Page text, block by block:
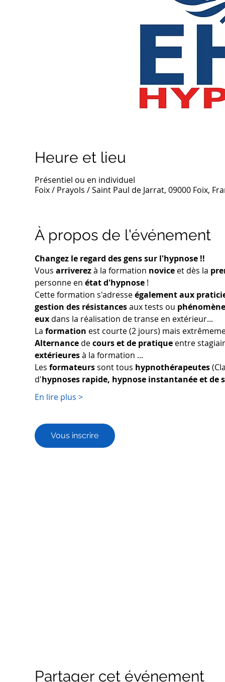
Heure et lieu
Présentiel ou en individuel
Foix / Prayols / Saint Paul de Jarrat, 09000 Foix,
À propos de l'événement
Changez le regard des gens sur l'hypnose !!
Vous arriverez à la formation novice et dès la
personne en état d'hypnose !
Cette formation s'adresse également aux
gestion des résistances aux tests ou
eux dans la réalisation de transe en extérieur...
La formation est courte (2 jours) mais
Alternance de cours et de pratique entre
extérieures à la formation ...
Les formateurs sont tous hypnothérapeutes
d'hypnoses rapide, hypnose instantanée et de
En lire plus >
Vous inscrire
Partager cet événement